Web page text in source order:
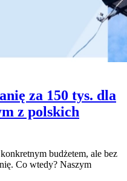
za 150 tys. dla
z polskich
budżetem, ale bez
Co wtedy? Naszym